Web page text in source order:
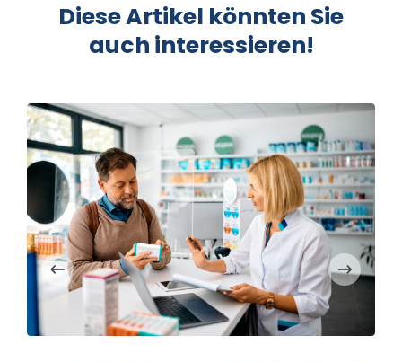
Diese Artikel könnten Sie
auch interessieren!